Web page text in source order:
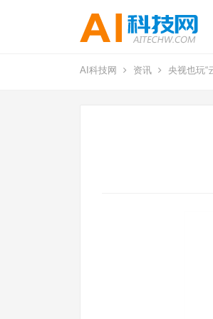
AI科技网 资讯 央视也玩“